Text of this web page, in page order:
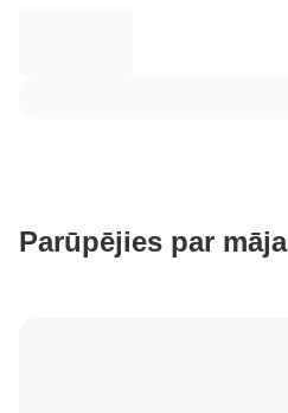
Parūpējies par